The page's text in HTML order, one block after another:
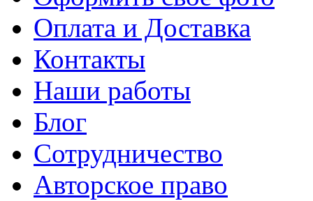
Оплата и Доставка
Контакты
Наши работы
Блог
Сотрудничество
Авторское право